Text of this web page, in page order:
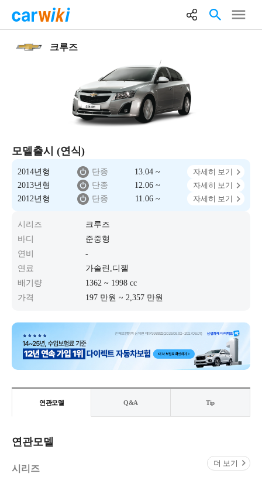
크루즈
모델출시 (연식)
2014년형 단종 13.04 ~
자세히 보기
2013년형
단종 12.06 ~
자세히 보기
2012년형
단종 11.06 ~ 자세히 보기
시리즈
크루즈
바디
준중형
연비
-
연료
가솔린,디젤
배기량
1362 ~ 1998 cc
가격
197 만원 ~ 2,357 만원
연관모델 Q&A Tip
연관모델
시리즈
더 보기